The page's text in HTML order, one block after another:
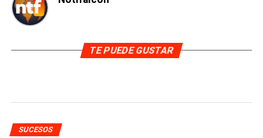
TE PUEDE GUSTAR
SUCESOS